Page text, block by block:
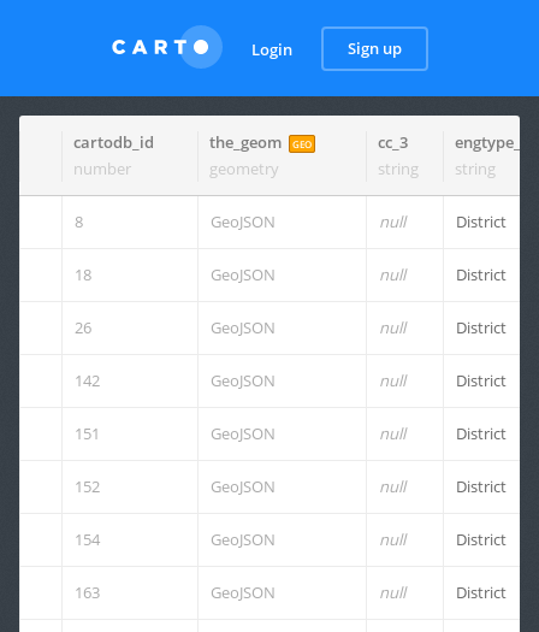
Login Sign up
cartodb_id
number
the_geom GEO
geometry
cc_3
string
engtype_3
string
8 GeoJSON null District
18 GeoJSON null District
26 GeoJSON null District
142 GeoJSON null District
151 GeoJSON null District
152 GeoJSON null District
154 GeoJSON null District
163 GeoJSON null District